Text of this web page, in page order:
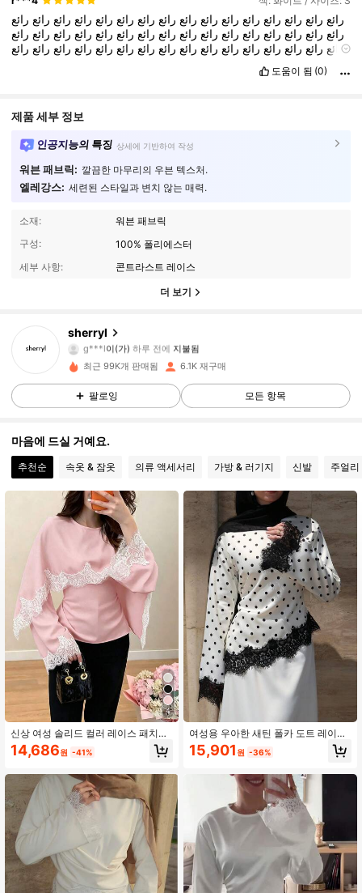
رائع رائع رائع رائع رائع رائع رائع رائع رائع رائع رائع رائع رائع رائع رائع رائع
رائع رائع رائع رائع رائع رائع رائع رائع رائع رائع رائع رائع رائع رائع رائع رائع
رائع رائع رائع رائع رائع رائع رائع رائع رائع رائع رائع رائع رائع رائع رائع رائع
رائعرائع رائعرائعرائع 도움이 됨 (0)
제품 세부 정보
인공지능의 특징 상세에 기반하여 작성
워븐 패브릭: 깔끔한 마무리의 우븐 텍스처.
엘레강스: 세련된 스타일과 변치 않는 매력.
소재:
워븐 패브릭
구성:
100% 폴리에스터
세부 사항:
콘트라스트 레이스
더 보기
sherryl
g***l이(가)
p***o다음 1시간 전
3.1K 팔로워
3.1K 팔로워
4.74 3.1K 팔로워
4.74 3.1K 팔로워
4.74
4.74 3.1K 팔로워
4.74 3.1K 팔로워
최근 99K개 판매됨 6.1K 재구매
팔로잉 모든 항목
마음에 드실 거예요.
추천순 속옷 & 잠옷 의류 액세서리 가방 & 러기지 신발 주얼
4
신상 여성 솔리드 컬러 레이스 패치워
크 우아한 긴팔 타이 프론트 새틴 블라
우스, 봄/여름 휴가에 적합한 핑크
14,686원 -41%
여성용 우아한 새틴 폴카 도트 레이스
패치워크 비대칭 타이 허리 라운드 넥
긴팔 탑, 출퇴근 & 화이트 휴가
15,901 원 -36%